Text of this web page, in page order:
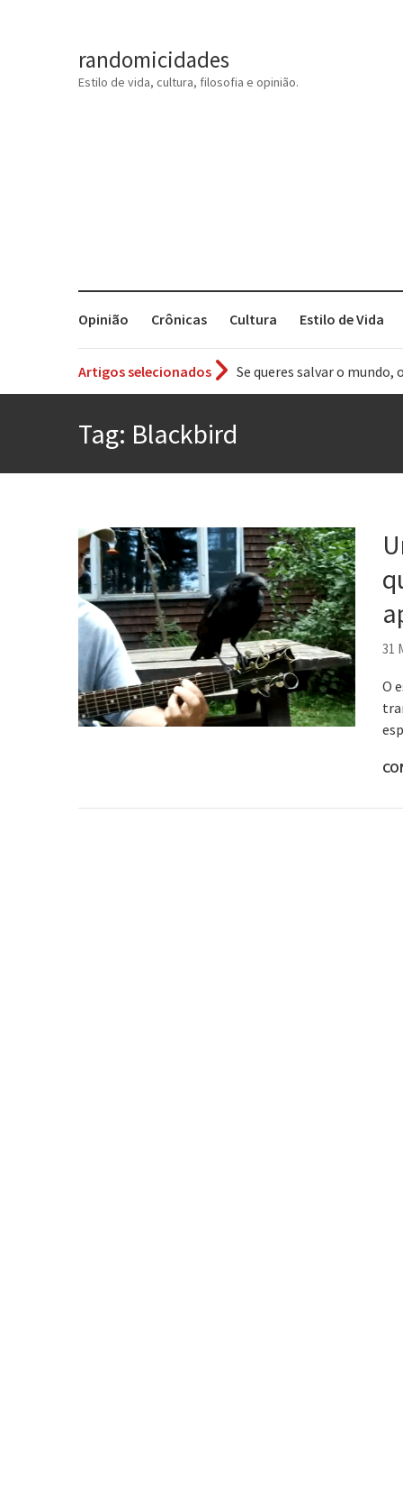
randomicidades
Estilo de vida, cultura, filosofia e opinião.
Opinião Crônicas Cultura Estilo de Vida
Artigos selecionados
Se queres salvar o mundo,
Esse tal de Rock Gaúcho
Os causos de Jorge Luis
Voto obrigatório é
Tag: Blackbird
31
O